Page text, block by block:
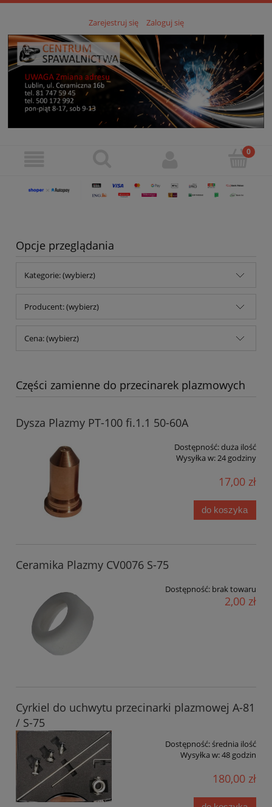
Zarejestruj się Zaloguj się
Opcje przeglądania
Kategorie: (wybierz)
Producent: (wybierz)
Cena: (wybierz)
Części zamienne do przecinarek plazmowych
Dysza Plazmy PT-100 fi.1.1 50-60A
Dostępność:duża ilość
Wysyłka w:24 godziny
17,00 zł
do koszyka
Ceramika Plazmy CV0076 S-75
Dostępność: brak towaru
2,00 zł
Cyrkiel do uchwytu przecinarki plazmowej A-81
/ S-75
Dostępność:średnia ilość
Wysyłka w:48 godzin
180,00 zł